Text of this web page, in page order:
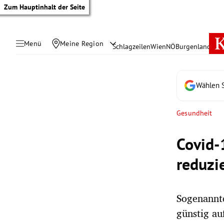
Zum Hauptinhalt der Seite
Menü Meine Region SchlagzeilenWienNÖBurgenland
Wählen
Gesundheit
günstig